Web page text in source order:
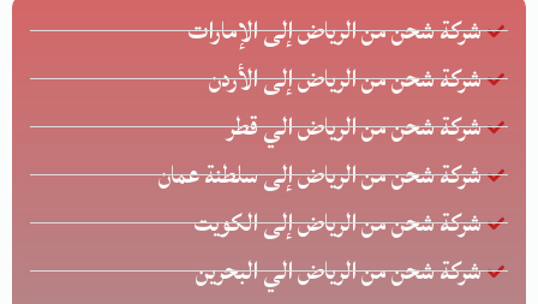
شركة شحن من الرياض إلى الإمارات
شركة شحن من الرياض إلى الأردن
شركة شحن من الرياض الي قطر
شركة شحن من الرياض إلى سلطنة عمان
شركة شحن من الرياض إلى الكويت
شركة شحن من الرياض الي البحرين